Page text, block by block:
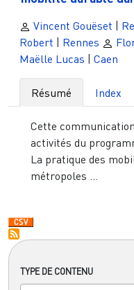
TYPE DE CONTENU
Vincent Gouëset |
Robert | Rennes
Maëlle Lucas | Caen
Résumé Index
Cette
activités du
La pratique des
métropoles ...